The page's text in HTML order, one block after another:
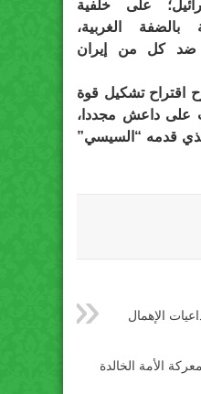
على خلفية
بالضفة الغربية،
ضد كل من إيران
اقتراح تشكيل قوة
على داعش مجددا،
الذي قدمه “السيسي”
الإهمال
الأمة الخالدة